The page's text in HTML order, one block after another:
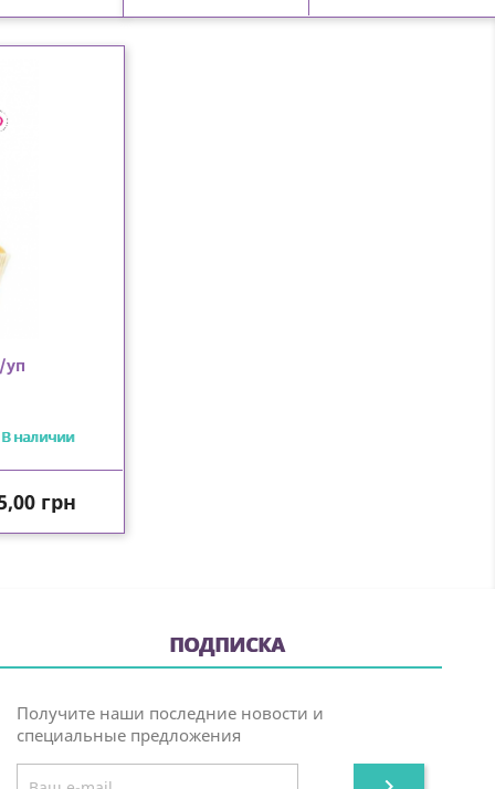
уп
В наличии
грн
ПОДПИСКА
Получите наши последние новости и
специальные предложения